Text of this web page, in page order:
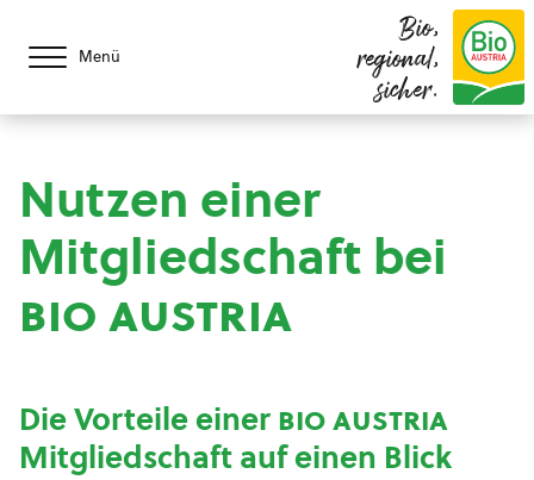
Menü
Bio,
regional,
sicher.
Nutzen einer
Mitgliedschaft bei
bio austria
Die Vorteile einerbio austria
Mitgliedschaft auf einen Blick